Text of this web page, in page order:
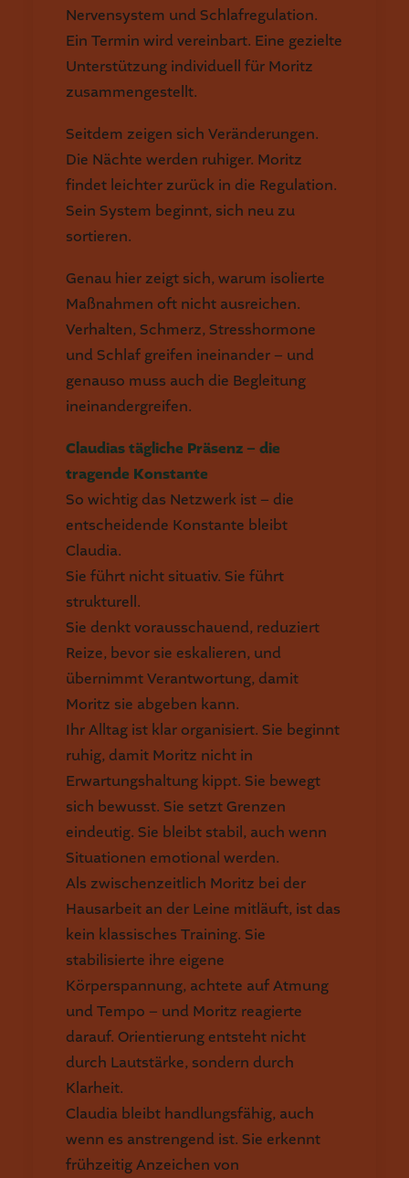
Nervensystem und Schlafregulation.
Ein Termin wird vereinbart. Eine gezielte
Unterstützung individuell für Moritz
zusammengestellt.
Seitdem zeigen sich Veränderungen.
Die Nächte werden ruhiger. Moritz
findet leichter zurück in die Regulation.
Sein System beginnt, sich neu zu
sortieren.
Genau hier zeigt sich, warum isolierte
Maßnahmen oft nicht ausreichen.
Verhalten, Schmerz, Stresshormone
und Schlaf greifen ineinander – und
genauso muss auch die Begleitung
ineinandergreifen.
Claudias tägliche Präsenz – die
tragende Konstante
So wichtig das Netzwerk ist – die
entscheidende Konstante bleibt
Claudia.
Sie führt nicht situativ. Sie führt
strukturell.
Sie denkt vorausschauend, reduziert
Reize, bevor sie eskalieren, und
übernimmt Verantwortung, damit
Moritz sie abgeben kann.
Ihr Alltag ist klar organisiert. Sie beginnt
ruhig, damit Moritz nicht in
Erwartungshaltung kippt. Sie bewegt
sich bewusst. Sie setzt Grenzen
eindeutig. Sie bleibt stabil, auch wenn
Situationen emotional werden.
Als zwischenzeitlich Moritz bei der
Hausarbeit an der Leine mitläuft, ist das
kein klassisches Training. Sie
stabilisierte ihre eigene
Körperspannung, achtete auf Atmung
und Tempo – und Moritz reagierte
darauf. Orientierung entsteht nicht
durch Lautstärke, sondern durch
Klarheit.
Claudia bleibt handlungsfähig, auch
wenn es anstrengend ist. Sie erkennt
frühzeitig Anzeichen von